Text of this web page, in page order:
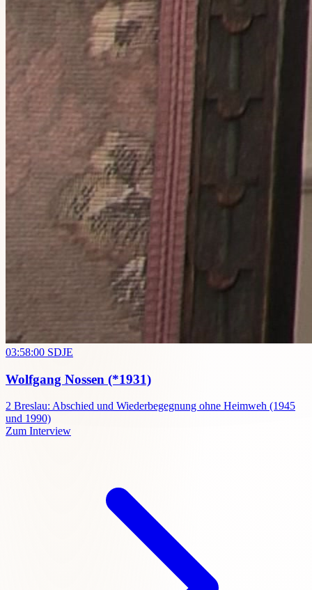
03:58:00 SDJE
Wolfgang Nossen (*1931)
2 Breslau: Abschied und Wiederbegegnung ohne Heimweh (1945
und 1990)
Zum Interview